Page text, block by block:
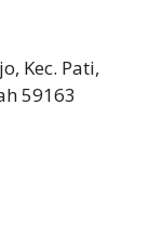
Kec. Pati,
59163